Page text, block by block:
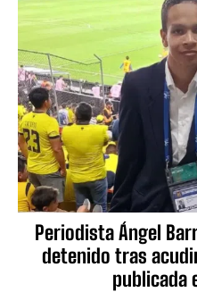
Periodista Ángel
detenido tras
publicada